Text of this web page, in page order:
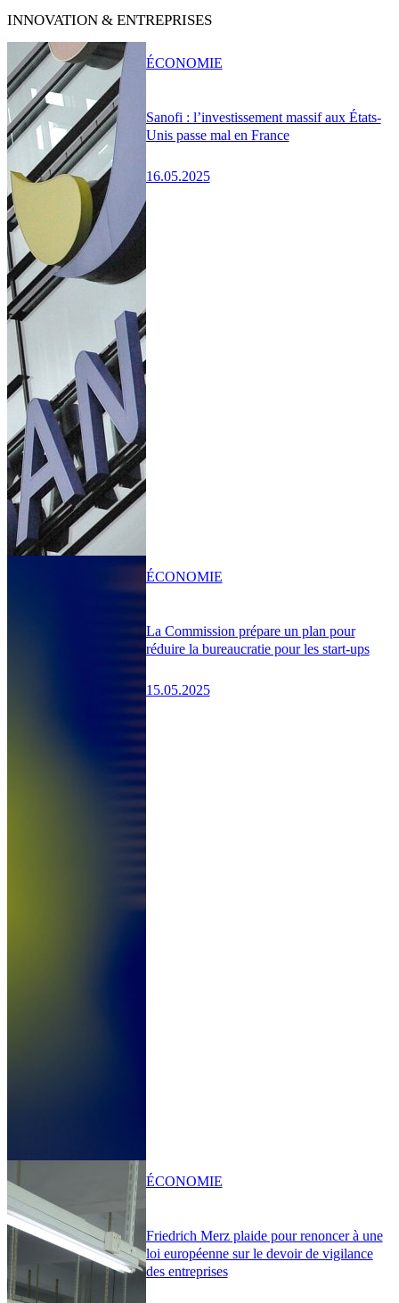
INNOVATION & ENTREPRISES
Sanofi : l’investissement massif aux États-
Unis passe mal en France
16.05.2025
ÉCONOMIE
La Commission prépare un plan pour
réduire la bureaucratie pour les start-ups
15.05.2025
ÉCONOMIE
Friedrich Merz plaide pour renoncer à une
loi européenne sur le devoir de vigilance
des entreprises
ÉCONOMIE